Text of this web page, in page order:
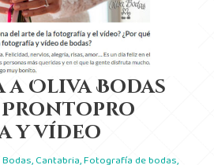
Oliva Bodas
Prontopro
y vídeo
Bodas,Cantabria,Fotografía de bodas,